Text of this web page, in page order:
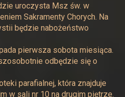
uroczysta Msz św. w
Sakramenty Chorych. Na
będzie nabożeństwo
pierwsza sobota miesiąca.
odbędzie się o
parafialnej, która znajduje
w sali nr 10 na drugim piętrze.